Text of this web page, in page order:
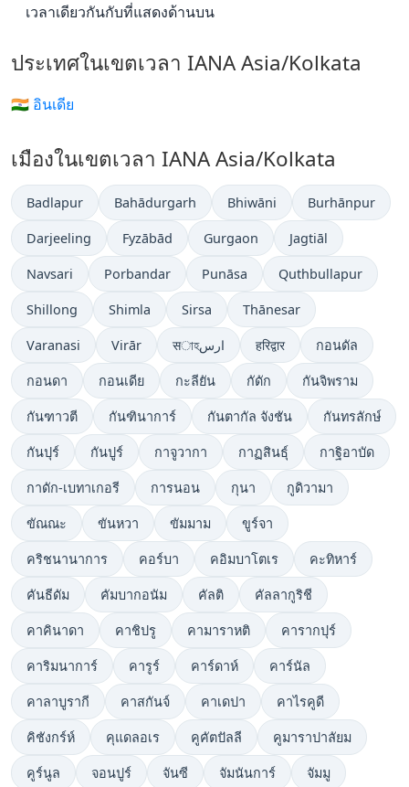
เวลาเดียวกันกับที่แสดงด้านบน
ประเทศในเขตเวลา IANA Asia/Kolkata
🇮🇳 อินเดีย
เมืองในเขตเวลา IANA Asia/Kolkata
Badlapur Bahādurgarh Bhiwāni Burhānpur
Darjeeling Fyzābād Gurgaon Jagtiāl
Navsari Porbandar Punāsa Quthbullapur
Shillong Shimla Sirsa Thānesar
Varanasi Virār सাহارس हरिद्वार กอนดัล
กอนดา กอนเดีย กะลียัน กัดัก กันจิพราม
กันฑาวตี กันฑินาการ์ กันตากัล จังชัน กันทรลักษ์
กันปุร์ กันปูร์ กาจูวากา กาฏสินธุ์ กาฐิอาบัด
กาดัก-เบทาเกอรี การนอน กุนา กูดิวามา
ขัณณะ ขันหวา ขัมมาม ขูร์จา
คริชนานาการ คอร์บา คอิมบาโตเร คะทิหาร์
คันธีดัม คัมบากอนัม คัลติ คัลลากูริชี
คาคินาดา คาชิปรู คามาราหติ คารากปุร์
คาริมนาการ์ คารูร์ คาร์ดาห์ คาร์นัล
คาลาบูรากี คาสกันจ์ คาเดปา คาไรคูดี
คิชังกร์ห์ คุแดลอเร คูคัตปัลลี คูมาราปาลัยม
คูร์นูล จอนปูร์ จันซี จัมนันการ์ จัมมู